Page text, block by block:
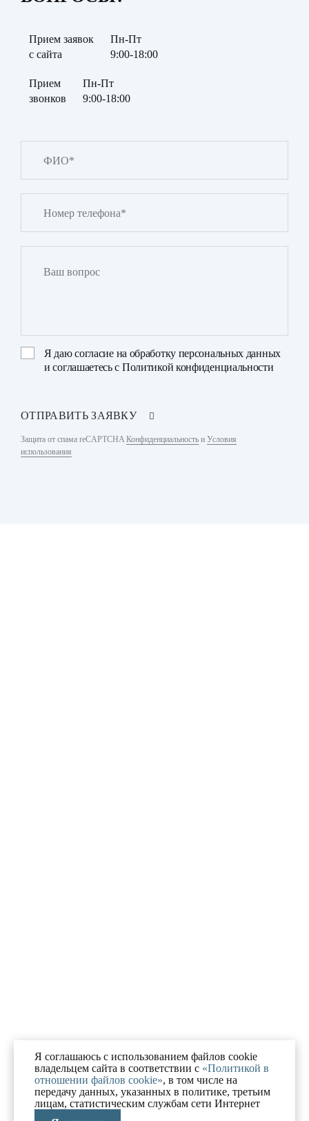
Прием заявок
с сайта
Пн-Пт
9:00-18:00
Прием
звонков
Пн-Пт
9:00-18:00
Я даюсогласие на обработку персональных данных
и соглашаетесь с Политикой конфиденциальности
ОТПРАВИТЬ ЗАЯВКУ
Защита от спама reCAPTCHAКонфиденциальность и Условия
использования
Я соглашаюсь с использованием файлов cookie
владельцем сайта в соответствии с «Политикой в
отношении файлов cookie», в том числе на
передачу данных, указанных в политике, третьим
лицам, статистическим службам сети Интернет